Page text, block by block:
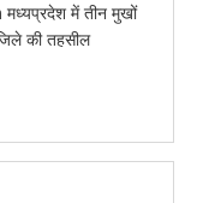
में तीन मुखों
की तहसील